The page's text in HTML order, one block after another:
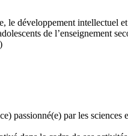
le développement intellectuel
de l’enseignement
passionné(e) par les